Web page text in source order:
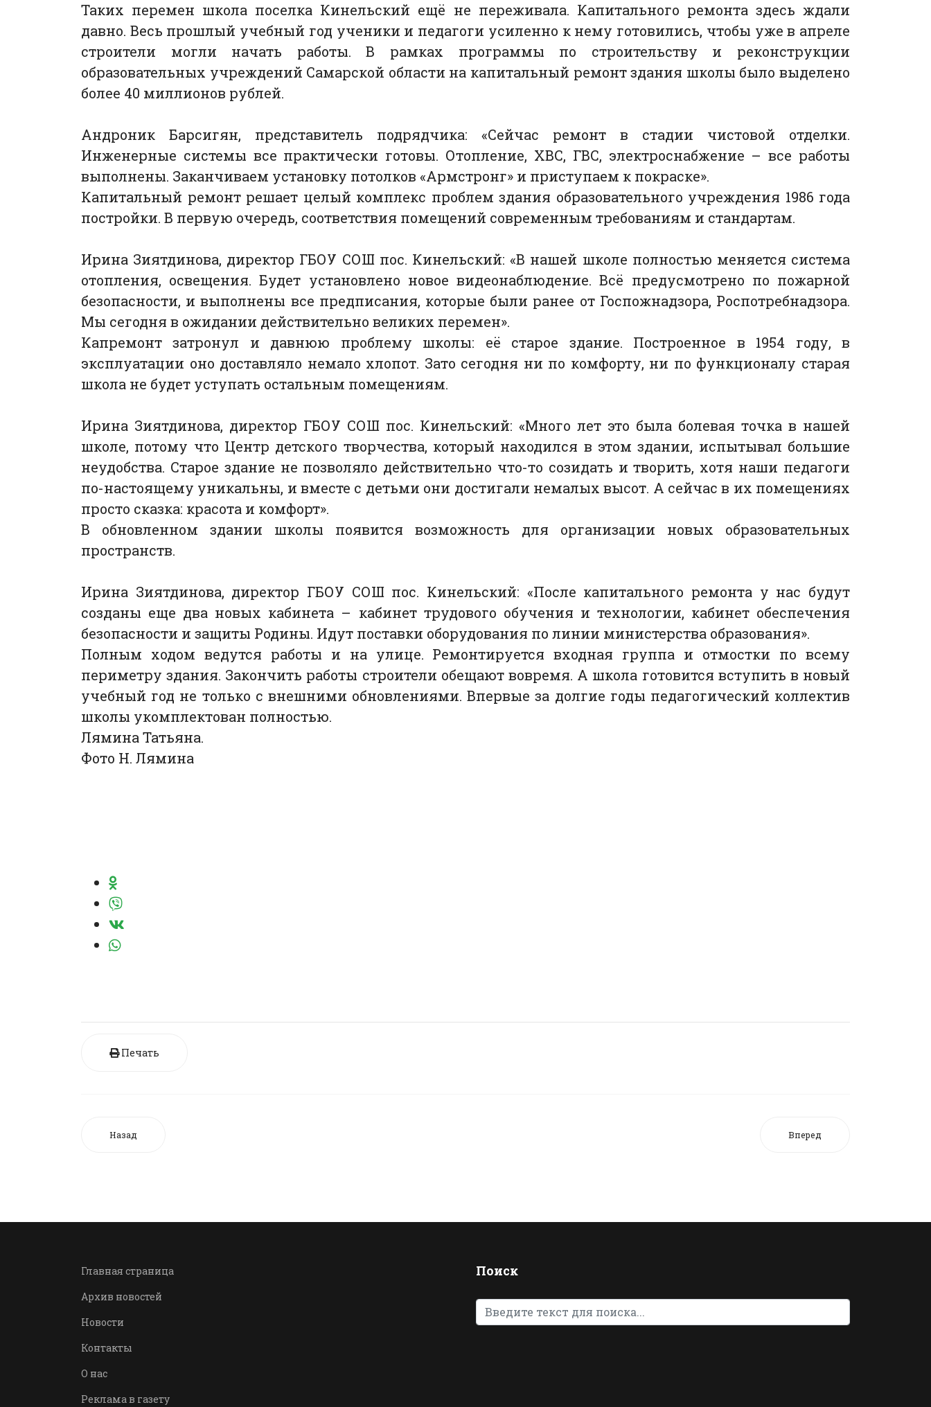
Таких перемен школа поселка Кинельский ещё не переживала. Капитального ремонта здесь ждали
давно. Весь прошлый учебный год ученики и педагоги усиленно к нему готовились, чтобы уже в апреле
строители могли начать работы. В рамках программы по строительству и реконструкции
образовательных учреждений Самарской области на капитальный ремонт здания школы было выделено
более 40 миллионов рублей.
Андроник Барсигян, представитель подрядчика: «Сейчас ремонт в стадии чистовой отделки.
Инженерные системы все практически готовы. Отопление, ХВС, ГВС, электроснабжение – все работы
выполнены. Заканчиваем установку потолков «Армстронг» и приступаем к покраске».
Капитальный ремонт решает целый комплекс проблем здания образовательного учреждения 1986 года
постройки. В первую очередь, соответствия помещений современным требованиям и стандартам.
Ирина Зиятдинова, директор ГБОУ СОШ пос. Кинельский: «В нашей школе полностью меняется система
отопления, освещения. Будет установлено новое видеонаблюдение. Всё предусмотрено по пожарной
безопасности, и выполнены все предписания, которые были ранее от Госпожнадзора, Роспотребнадзора.
Мы сегодня в ожидании действительно великих перемен».
Капремонт затронул и давнюю проблему школы: её старое здание. Построенное в 1954 году, в
эксплуатации оно доставляло немало хлопот. Зато сегодня ни по комфорту, ни по функционалу старая
школа не будет уступать остальным помещениям.
Ирина Зиятдинова, директор ГБОУ СОШ пос. Кинельский: «Много лет это была болевая точка в нашей
школе, потому что Центр детского творчества, который находился в этом здании, испытывал большие
неудобства. Старое здание не позволяло действительно что-то созидать и творить, хотя наши педагоги
по-настоящему уникальны, и вместе с детьми они достигали немалых высот. А сейчас в их помещениях
просто сказка: красота и комфорт».
В обновленном здании школы появится возможность для организации новых образовательных
пространств.
Ирина Зиятдинова, директор ГБОУ СОШ пос. Кинельский: «После капитального ремонта у нас будут
созданы еще два новых кабинета – кабинет трудового обучения и технологии, кабинет обеспечения
безопасности и защиты Родины. Идут поставки оборудования по линии министерства образования».
Полным ходом ведутся работы и на улице. Ремонтируется входная группа и отмостки по всему
периметру здания. Закончить работы строители обещают вовремя. А школа готовится вступить в новый
учебный год не только с внешними обновлениями. Впервые за долгие годы педагогический коллектив
школы укомплектован полностью.
Лямина Татьяна.
Фото Н. Лямина
Печать
Назад Вперед
Главная страница
Архив новостей
Новости
Контакты
О нас
Реклама в газету
Поиск